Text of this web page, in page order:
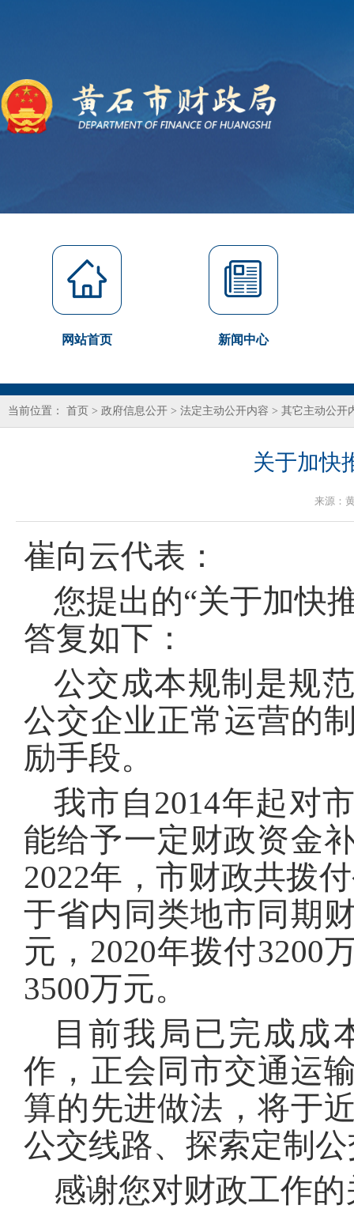
网站首页 新闻中心
当前位置： 首页 > 政府信息公开 > 法定主动公开内容 > 其它主动公开
关于加快
来源：
崔向云代表：
您提出的“关于加快
答复如下：
公交成本规制是规
公交企业正常运营的
励手段。
我市自2014年起对
能给予一定财政资金
2022年，市财政共拨
于省内同类地市同期
元，2020年拨付3200
3500万元。
目前我局已完成成
作，正会同市交通运
算的先进做法，将于
公交线路、探索定制
感谢您对财政工作